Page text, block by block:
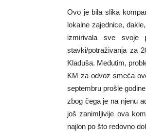
Ovo je bila slika
lokalne zajednice,
izmirivala sve svoje
stavki/potraživanja za
Kladuša. Međutim,
KM za odvoz smeća
septembru prošle
zbog čega je na njenu
još zanimljivije ova
najlon po što redovno